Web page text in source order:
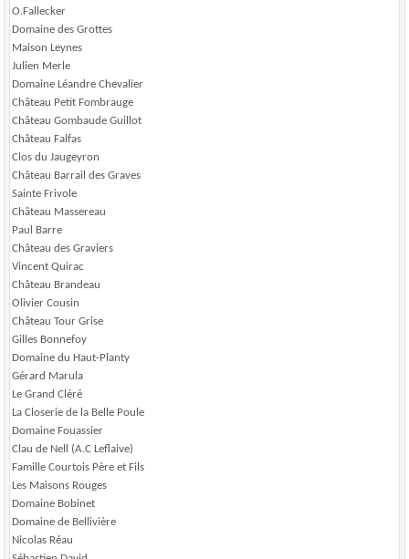
O.Fallecker
Domaine des Grottes
Maison Leynes
Julien Merle
Domaine Léandre Chevalier
Château Petit Fombrauge
Château Gombaude Guillot
Château Falfas
Clos du Jaugeyron
Château Barrail des Graves
Sainte Frivole
Château Massereau
Paul Barre
Château des Graviers
Vincent Quirac
Château Brandeau
Olivier Cousin
Château Tour Grise
Gilles Bonnefoy
Domaine du Haut-Planty
Gérard Marula
Le Grand Cléré
La Closerie de la Belle Poule
Domaine Fouassier
Clau de Nell (A.C Leflaive)
Famille Courtois Père et Fils
Les Maisons Rouges
Domaine Bobinet
Domaine de Bellivière
Nicolas Réau